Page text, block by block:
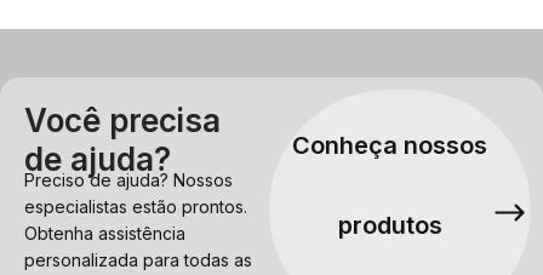
Você precisa
de ajuda?
Preciso de ajuda? Nossos
especialistas estão prontos.
Obtenha assistência
personalizada para todas as
Conheça nossos
produtos